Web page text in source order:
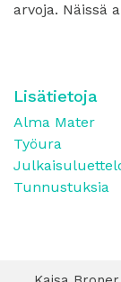
arvoja. Näissä
Lisätietoja
Alma Mater
Työura
Tunnustuksia